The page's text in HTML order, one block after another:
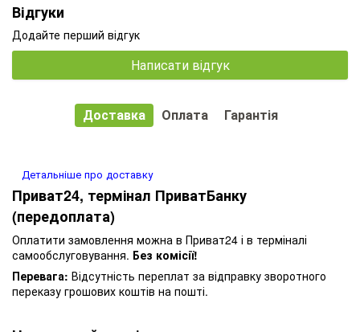
Відгуки
Додайте перший відгук
Написати відгук
Доставка Оплата Гарантія
Детальніше про доставку
Приват24, термінал ПриватБанку
(передоплата)
Оплатити замовлення можна в Приват24 і в терміналі
самообслуговування. Без комісії!
Перевага: Відсутність переплат за відправку зворотного
переказу грошових коштів на пошті.